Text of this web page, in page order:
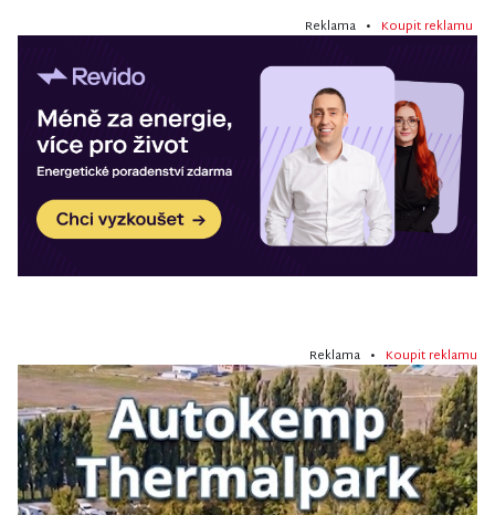
Reklama • Koupit reklamu
Reklama • Koupit reklamu